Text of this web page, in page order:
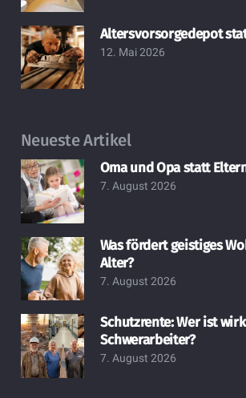
Altersvorsorgedepot
12. Mai 2026
Neueste Artikel
Oma und Opa statt
7. August 2026
Was fördert geistiges
Alter?
7. August 2026
Schutzrente: Wer ist
Schwerarbeiter?
7. August 2026